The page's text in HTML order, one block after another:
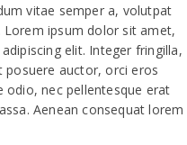
vitae semper a, volutpat
Lorem ipsum dolor sit amet,
elit. Integer fringilla,
posuere auctor, orci eros
odio, nec pellentesque erat
Aenean consequat lorem